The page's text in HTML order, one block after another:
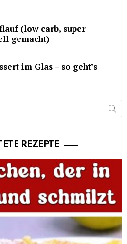
(low carb, super
gemacht)
im Glas – so geht’s
REZEPTE